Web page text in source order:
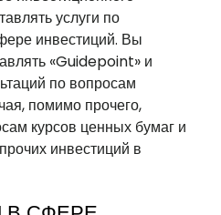
услуги по
инвестиций. Вы
«Guidepoint» и
по вопросам
помимо прочего,
курсов ценных бумаг и
инвестиций в